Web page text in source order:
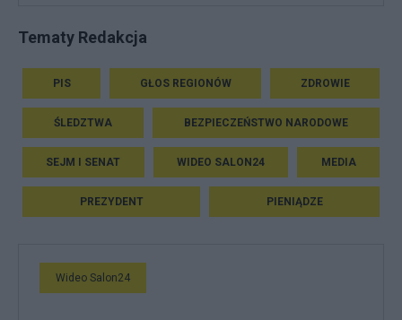
Tematy Redakcja
PIS GŁOS REGIONÓW ZDROWIE
ŚLEDZTWA BEZPIECZEŃSTWO NARODOWE
SEJM I SENAT WIDEO SALON24 MEDIA
PREZYDENT PIENIĄDZE
Wideo Salon24